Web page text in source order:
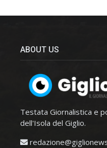
ABOUT US
Testata Giornalistica e
dell'Isola del Giglio.